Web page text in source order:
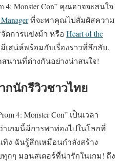
4: Monster Con” คุณอาจจะสนใจ
ที่จะพาคุณไปสัมผัสความ
ดการแข่งม้า หรือ Heart of the
สน่ห์พร้อมกับเรื่องราวที่ลึกลับ.
นานที่ต่างกันอย่างน่าสนใจ!
นักรีวิวชาวไทย
4: Monster Con” เป็นเวลา
เกมนี้มีการพาท่องไปในโลกที่
ทิง ฉันรู้สึกเหมือนกำลังสร้าง
กๆ มอนสเตอร์ที่น่ารักในเกม! ถึง